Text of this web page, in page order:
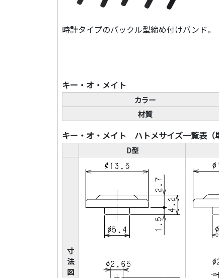
時計タイプのバックル型締め付けバンド。
キー・オ・メイト
カラー
材質
キー・オ・メイト ハトメサイズ一覧表（
D型
寸
法
図